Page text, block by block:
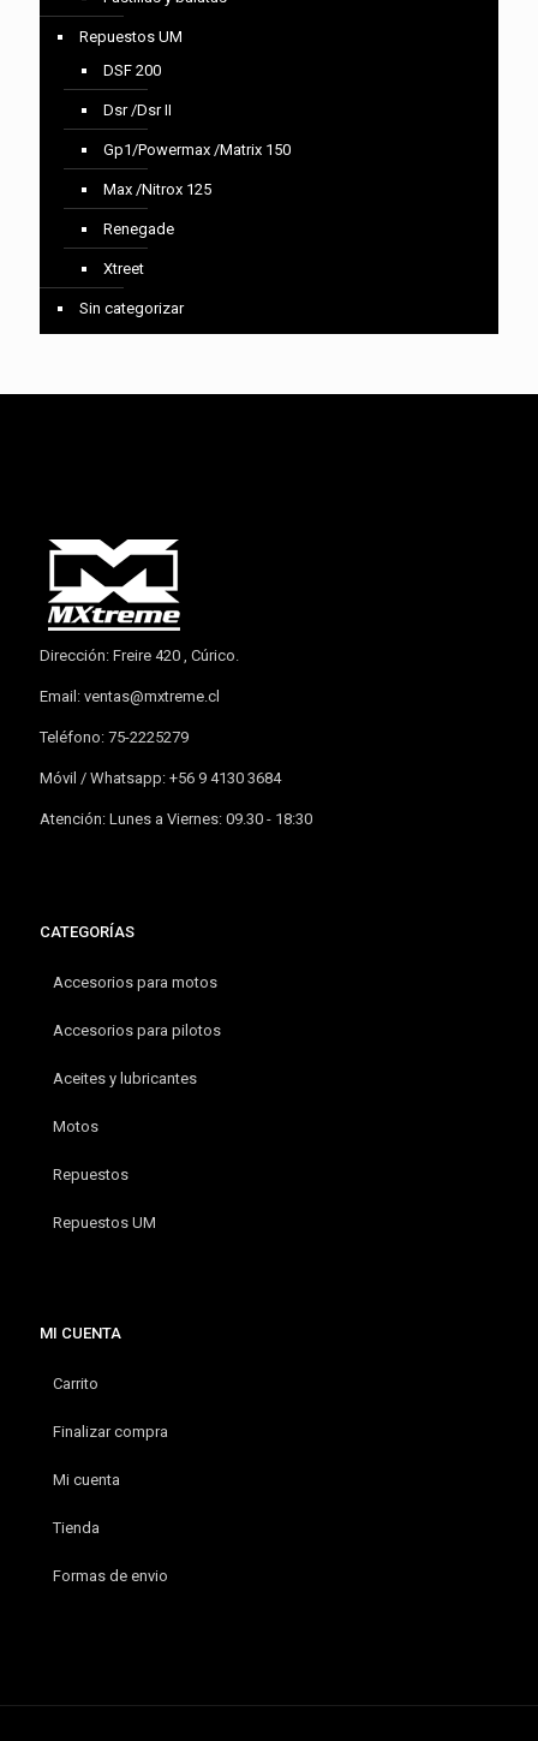
Repuestos UM
DSF 200
Dsr /Dsr II
Gp1/Powermax /Matrix 150
Max /Nitrox 125
Renegade
Xtreet
Sin categorizar
Dirección: Freire 420 , Cúrico.
Email: ventas@mxtreme.cl
Teléfono: 75-2225279
Móvil / Whatsapp: +56 9 4130 3684
Atención: Lunes a Viernes: 09.30 - 18:30
CATEGORÍAS
Accesorios para motos
Accesorios para pilotos
Aceites y lubricantes
Motos
Repuestos
Repuestos UM
MI CUENTA
Carrito
Finalizar compra
Mi cuenta
Tienda
Formas de envio